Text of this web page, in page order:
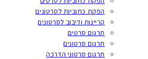
הפקת כתוביות לסרטונים
קריינות ודיבוב לסרטונים
תרגום סרטים
תרגום סרטונים
תרגום סרטוני הדרכה